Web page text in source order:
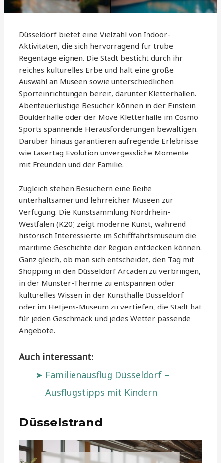
Düsseldorf bietet eine Vielzahl von Indoor-
Aktivitäten, die sich hervorragend für trübe
Regentage eignen. Die Stadt besticht durch ihr
reiches kulturelles Erbe und hält eine große
Auswahl an Museen sowie unterschiedlichen
Sporteinrichtungen bereit, darunter Kletterhallen.
Abenteuerlustige Besucher können in der Einstein
Boulderhalle oder der Move Kletterhalle im Cosmo
Sports spannende Herausforderungen bewältigen.
Darüber hinaus garantieren aufregende Erlebnisse
wie Lasertag Evolution unvergessliche Momente
mit Freunden und der Familie.
Zugleich stehen Besuchern eine Reihe
unterhaltsamer und lehrreicher Museen zur
Verfügung. Die Kunstsammlung Nordrhein-
Westfalen (K20) zeigt moderne Kunst, während
historisch Interessierte im Schifffahrtsmuseum die
maritime Geschichte der Region entdecken können.
Ganz gleich, ob man sich entscheidet, den Tag mit
Shopping in den Düsseldorf Arcaden zu verbringen,
in der Münster-Therme zu entspannen oder
kulturelles Wissen in der Kunsthalle Düsseldorf
oder im Hetjens-Museum zu vertiefen, die Stadt hat
für jeden Geschmack und jedes Wetter passende
Angebote.
Auch interessant:
Familienausflug Düsseldorf –
Ausflugstipps mit Kindern
Düsselstrand